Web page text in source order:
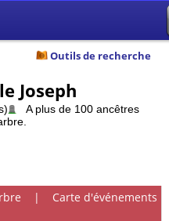
Outils de recherche
Joseph
A plus de 100 ancêtres
| Carte d'événements